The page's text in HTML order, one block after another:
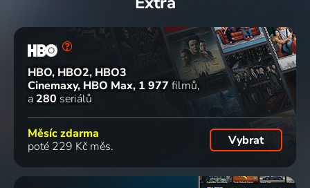
HBO, HBO2, HBO3
Cinemaxy, HBO Max 1 977 filmů
a 280 seriálů
Měsíc zdarma
poté 229 Kč měs.
Vybrat